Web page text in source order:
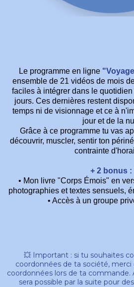
Le programme en ligne
ensemble de 21 vidéos de mois
faciles à intégrer dans le
jours. Ces dernières restent
temps ni de visionnage et ce à
jour et de la
Grâce à ce programme tu vas
découvrir, muscler, sentir ton
contrainte
+ 2 bonus :
• Mon livre "Corps Émois" en
photographies et textes sensuels,
• Accès à un groupe
💥 Important : si tu souhaites
coordonnées de ta société,
coordonnées lors de ta
sera possible par la suite pour